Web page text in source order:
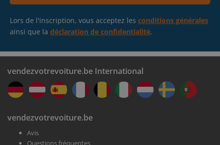
Prenez RDV dans une agence près de chez vous
Nous achetons votre voiture en moins d'une heure
Lors de l'inscription, vous acceptez les conditions générales
ainsi que la déclaration de confidentialité.
vendezvotrevoiture.be International
vendezvotrevoiture.be
Avis
Questions fréquentes